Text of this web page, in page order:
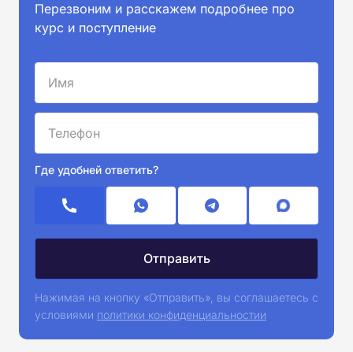
Перезвоним и расскажем подробнее про
курс и поступление
Где удобней ответить?
Нажимая на кнопку «Отправить», вы соглашаетесь с
условиями политики конфиденциальностии